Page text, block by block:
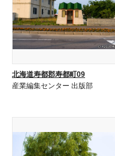
北海道寿都郡寿都町09
産業編集センター 出版部